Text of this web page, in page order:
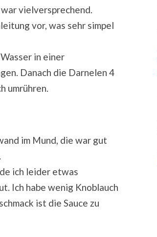
vielversprechend.
vor, was sehr simpel
in einer
Danach die Darnelen 4
umrühren.
im Mund, die war gut
ich leider etwas
Ich habe wenig Knoblauch
ist die Sauce zu